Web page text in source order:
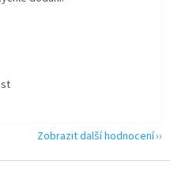
5 z 5 hvězdiček.
Zobrazit další hodnocení